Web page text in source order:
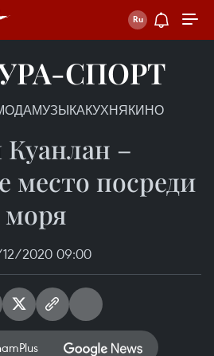
СПОРТ
МУЗЫКАКУХНЯКИНО
–
место посреди
моря
2020 09:00